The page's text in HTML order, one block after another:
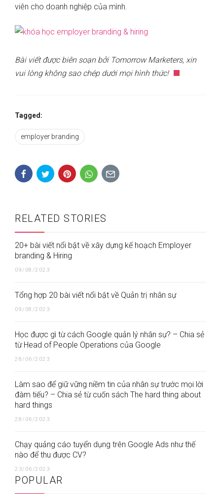
viên cho doanh nghiệp của mình.
Bài viết được biên soạn bởi Tomorrow Marketers, xin
vui lòng không sao chép dưới mọi hình thức!
Tagged:
employer branding
RELATED STORIES
20+ bài viết nổi bật về xây dựng kế hoạch Employer
branding & Hiring
09/08/2023
Tổng hợp 20 bài viết nổi bật về Quản trị nhân sự
09/08/2023
Học được gì từ cách Google quản lý nhân sự? – Chia sẻ
từ Head of People Operations của Google
28/06/2023
Làm sao để giữ vững niềm tin của nhân sự trước mọi lời
đàm tiếu? – Chia sẻ từ cuốn sách The hard thing about
hard things
28/06/2023
Chạy quảng cáo tuyển dụng trên Google Ads như thế
nào để thu được CV?
23/06/2023
POPULAR